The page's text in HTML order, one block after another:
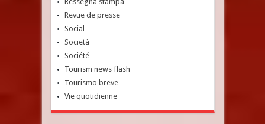
Revue de presse
Social
Società
Société
Tourism news flash
Tourismo breve
Vie quotidienne